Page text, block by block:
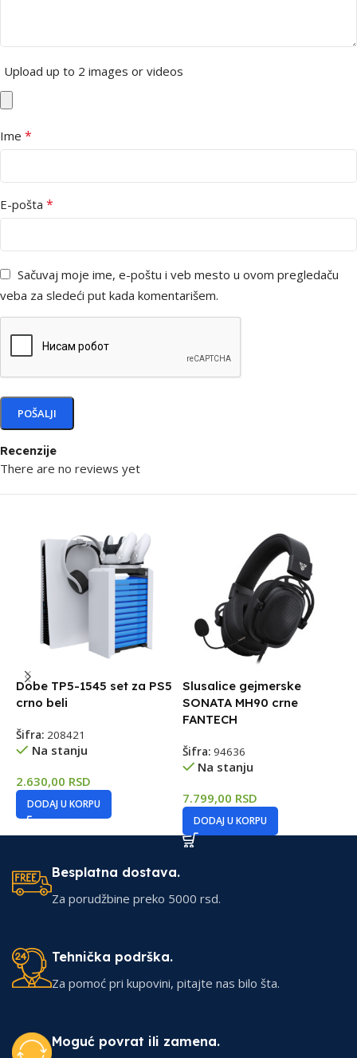
Recenzije
There are no reviews yet
Upload up to 2 images or videos
Ime *
E-pošta *
Sačuvaj moje ime, e-poštu i veb mesto u ovom pregledaču
veba za sledeći put kada komentarišem.
Dobe TP5-1545 set za PS5
crno beli
Šifra: 208421
Na stanju
2.630,00 RSD
DODAJ U KORPU
Slusalice gejmerske
SONATA MH90 crne
FANTECH
Šifra: 94636
Na stanju
7.799,00 RSD
DODAJ U KORPU
Besplatna dostava.
Za porudžbine preko 5000 rsd.
Tehnička podrška.
Za pomoć pri kupovini, pitajte nas bilo šta.
Moguć povrat ili zamena.